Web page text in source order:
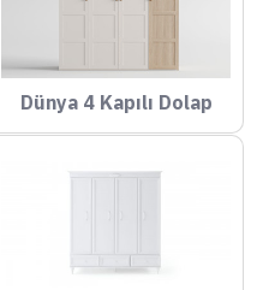
Dünya 4 Kapılı Dolap